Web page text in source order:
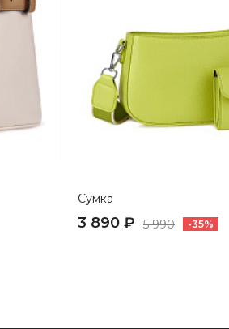
Сумка
3 890 ₽ 5 990 -35%